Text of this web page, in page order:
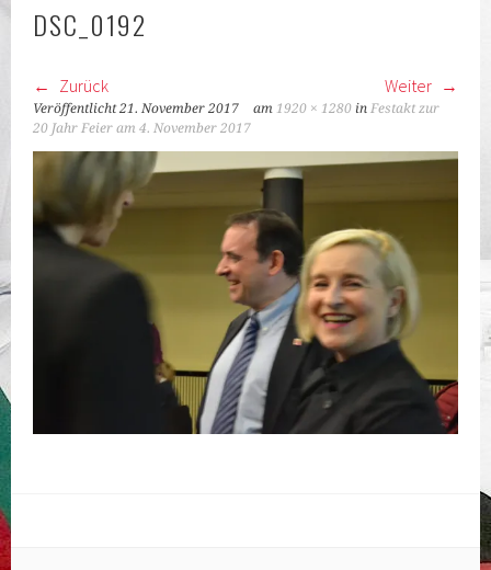
DSC_0192
Zurück Weiter
Veröffentlicht21. November 2017 am 1920 × 1280 inFestakt zur
20 Jahr Feier am 4. November 2017